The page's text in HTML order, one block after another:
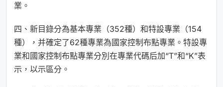
業。
四、新目錄分為基本專業（352種）和特設專業（154
種），并確定了62種專業為國家控制布點專業。特設專
業和國家控制布點專業分別在專業代碼后加“T”和“K”表
示，以示區分。